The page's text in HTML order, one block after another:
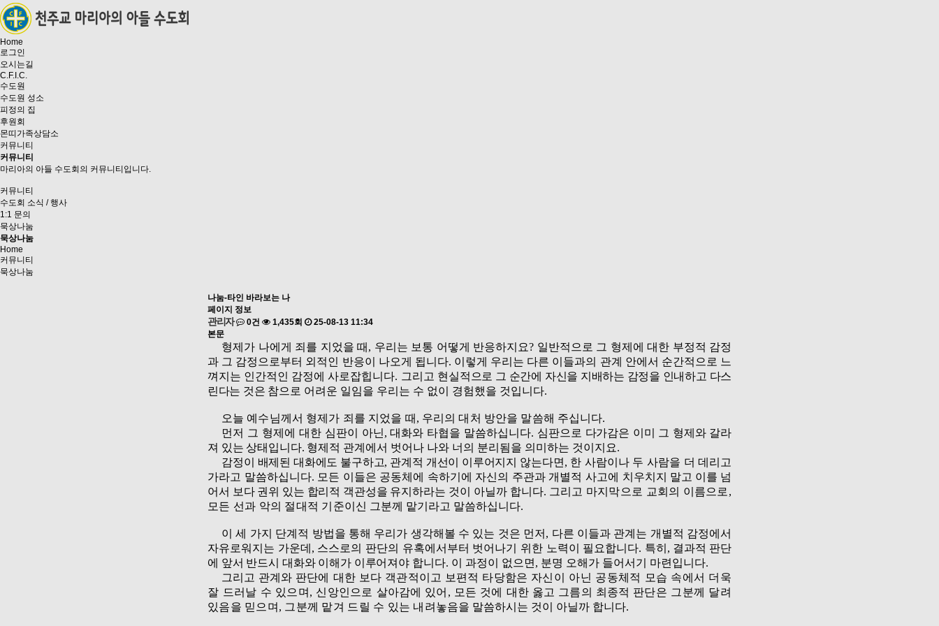
Home
로그인
오시는길
C.F.I.C.
수도원
수도원 성소
피정의 집
후원회
몬띠가족상담소
커뮤니티
커뮤니티
마리아의 아들 수도회의 커뮤니티입니다.
커뮤니티
수도회 소식 / 행사
1:1 문의
묵상나눔
묵상나눔
Home
커뮤니티
묵상나눔
나눔-타인 바라보는 나
페이지 정보
관리자 0건 1,435회
25-08-13 11:34
본문
형제가 나에게 죄를 지었을 때 , 우리는 보통 어떻게 반응하지요? 일반적으로 그 형제에 대한 부정적 감정
과 그 감정으로부터 외적인 반응이 나오게 됩니다. 이렇게 우리는 다른 이들과의 관계 안에서 순간적으로 느
껴지는 인간적인 감정에 사로잡힙니다. 그리고 현실적 으로 그 순간에 자신을 지배하는 감정을 인내하고 다스
린다는 것은 참으로 어려운 일임을 우리는 수 없이 경험했을 것입니다.
오늘 예수님께서 형제가 죄를 지었을 때 , 우리의 대처 방안을 말씀해 주십니다.
먼저 그 형제에 대한 심판이 아닌,대화와 타협을 말씀하십니다. 심판으로 다가감은 이미 그 형제와 갈라
져 있는 상태입니다. 형제적 관계에서 벗어나 나와 너의 분리됨을 의미하는 것이지요.
감정이 배제된 대화에도 불구하고, 관계적 개선이 이루어지지 않는다면 , 한 사람이나 두 사람을 더 데리고
가라고 말씀하십니다. 모든 이들은 공동체에 속하기에 자신의 주관과 개별적 사고에 치우치 지 말고 이를 넘
어서 보다 권위 있는 합리적 객관성을 유지하라는 것이 아닐까 합니다. 그리고 마지막으로 교회의 이름으로 ,
모든 선과 악의 절대적 기준이 신 그분께 맡기라고 말씀하십니다.
이 세 가지 단계적 방법을 통해 우리가 생각해볼 수 있는 것은 먼저 , 다른 이들과 관계는 개별적 감정에서
자유로워지는 가운데 , 스스로의 판단의 유혹에서부터 벗어나기 위한 노력이 필요합니다. 특히 , 결과적 판단
에 앞서 반드시 대화와 이해가 이루어져야 합니다. 이 과정이 없으면 , 분명 오해가 들어서기 마련입니다.
그리고 관계와 판단에 대한 보다 객관적이고 보편적 타당함은 자신이 아닌 공동체적 모습 속에서 더욱
잘 드러날 수 있으며 , 신 앙인으로 살아감에 있어 , 모든 것에 대한 옳고 그름의 최종적 판단은 그분께 달려
있음을 믿으며 , 그분께 맡겨 드릴 수 있는 내려 놓음을 말씀하시는 것이 아닐까 합니다.